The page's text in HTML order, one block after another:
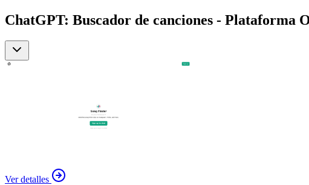
ChatGPT: Buscador de canciones - Plataforma
Ver detalles